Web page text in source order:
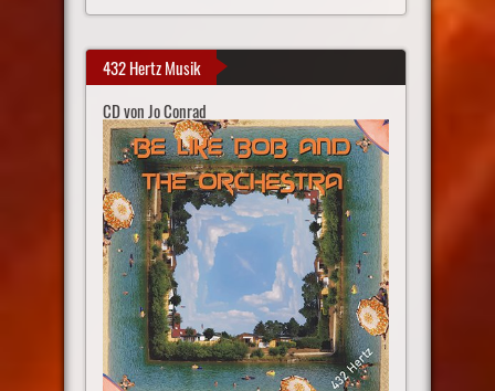
432 Hertz Musik
CD von Jo Conrad